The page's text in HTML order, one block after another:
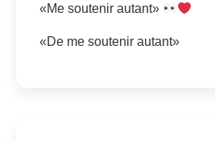
«Me soutenir autant»
«De me soutenir autant»